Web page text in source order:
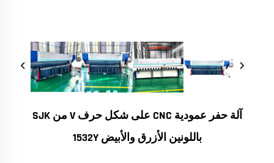
آلة حفر عمودية CNC على شكل حرف V من SJK
باللونين الأزرق والأبيض 1532Y